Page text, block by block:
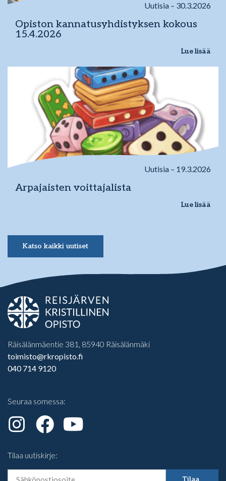
Uutisia – 30.3.2026
Opiston kannatusyhdistyksen kokous
15.4.2026
Lue lisää
Uutisia – 19.3.2026
Arpajaisten voittajalista
Lue lisää
Katso kaikki uutiset
Räisälänmäentie 381, 85940 Räisälänmäki
toimisto@rkropisto.fi
040 714 9120
Seuraa somessa:
Tilaa uutiskirje: